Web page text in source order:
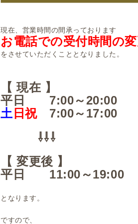
現在、営業時間の間承っております
お電話での受付時間の
をさせていただくこととなりました。
【 現在 】
平日 7:00～20:00
土 日祝7:00～17:00
⇩⇩⇩
【 変更後 】
平日 11:00～19:00
となります。
ですので、